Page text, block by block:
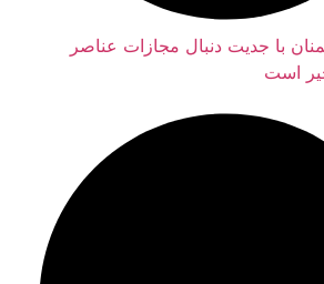
دنبال مجازات عناصر